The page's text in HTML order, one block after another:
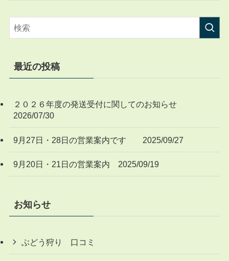
最近の投稿
２０２６年度の発送受付に関してのお知らせ
2026/07/30
9月27日・28日の営業案内です 2025/09/27
9月20日・21日の営業案内 2025/09/19
お知らせ
ぶどう狩り 口コミ